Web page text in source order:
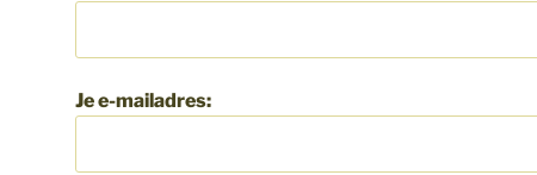
Je e-mailadres: